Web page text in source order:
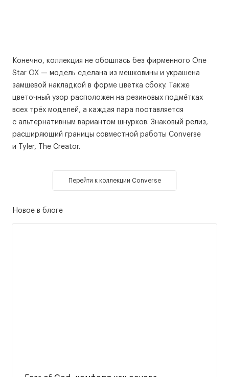
Конечно, коллекция не обошлась без фирменного One
Star OX — модель сделана из мешковины и украшена
замшевой накладкой в форме цветка сбоку. Также
цветочный узор расположен на резиновых подмётках
всех трёх моделей, а каждая пара поставляется
с альтернативным вариантом шнурков. Знаковый релиз,
расширяющий границы совместной работы Converse
и Tyler, The Creator.
Перейти к коллекции Converse
Новое в блоге